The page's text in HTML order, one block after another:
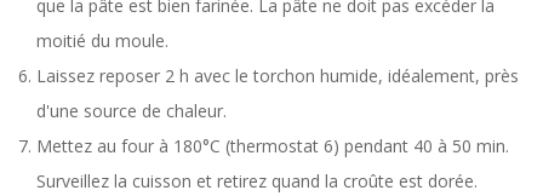
que la pâte est bien farinée. La pâte ne doit pas excéder la
moitié du moule.
Laissez reposer 2 h avec le torchon humide, idéalement, près
d'une source de chaleur.
Mettez au four à 180°C (thermostat 6) pendant 40 à 50 min.
Surveillez la cuisson et retirez quand la croûte est dorée.